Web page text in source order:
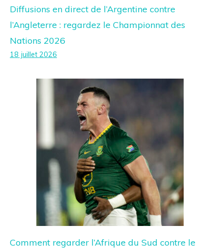
Diffusions en direct de l’Argentine contre
l’Angleterre : regardez le Championnat des
Nations 2026
18 juillet 2026
Comment regarder l’Afrique du Sud contre le